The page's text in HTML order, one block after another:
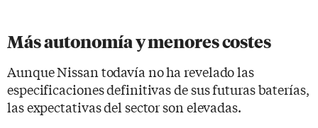
Más autonomía y menores costes
Aunque Nissan todavía no ha revelado las
especificaciones definitivas de sus futuras baterías,
las expectativas del sector son elevadas.